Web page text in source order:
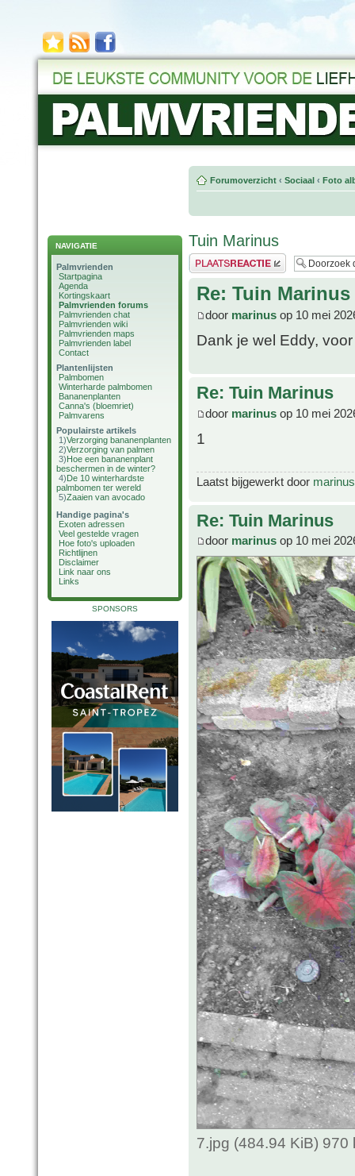
NAVIGATIE
Palmvrienden
Startpagina
Agenda
Kortingskaart
Palmvrienden forums
Palmvrienden chat
Palmvrienden wiki
Palmvrienden maps
Palmvrienden label
Contact
Plantenlijsten
Palmbomen
Winterharde palmbomen
Bananenplanten
Canna's (bloemriet)
Palmvarens
Populairste artikels
1)Verzorging bananenplanten
2)Verzorging van palmen
3)Hoe een bananenplant
beschermen in de winter?
4)De 10 winterhardste
palmbomen ter wereld
5)Zaaien van avocado
Handige pagina's
Exoten adressen
Veel gestelde vragen
Hoe foto's uploaden
Richtlijnen
Disclaimer
Link naar ons
Links
SPONSORS
Forumoverzicht ‹ Sociaal ‹ Foto
Tuin Marinus
Plaats een reactie
Re: Tuin Marinus
door marinus op 10 mei
Dank je wel Eddy,
Re: Tuin Marinus
door marinus op 10 mei
1
Laatst bijgewerkt door marinus
Re: Tuin Marinus
door marinus op 10 mei
7.jpg (484.94 KiB) 970